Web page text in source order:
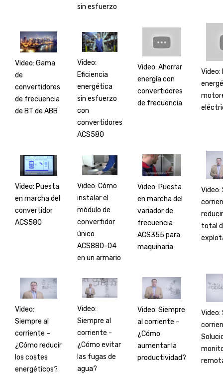
sin esfuerzo
Video: Gama
de
convertidores
de frecuencia
de BT de ABB
Video:
Eficiencia
energética
sin esfuerzo
con
convertidores
ACS580
Video: Ahorrar
energía con
convertidores
de frecuencia
Video:
Video: Puesta
en marcha del
convertidor
ACS580
Video: Cómo
instalar el
módulo de
convertidor
único
ACS880-04
en un armario
Video: Puesta
en marcha del
variador de
frecuencia
ACS355 para
maquinaria
Video:
total
Video:
Siempre al
corriente –
¿Cómo reducir
los costes
energéticos?
Video:
Siempre al
corriente -
¿Cómo evitar
las fugas de
agua?
Video: Siempre
al corriente –
¿Cómo
aumentar la
productividad?
Video: